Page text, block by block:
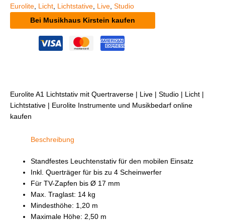
Eurolite Licht Lichtstative Live Studio
Bei Musikhaus Kirstein kaufen
Eurolite A1 Lichtstativ mit Quertraverse | Live | Studio | Licht |
Lichtstative | Eurolite Instrumente und Musikbedarf online
kaufen
Beschreibung
Standfestes Leuchtenstativ für den mobilen Einsatz
Inkl. Querträger für bis zu 4 Scheinwerfer
Für TV-Zapfen bis Ø 17 mm
Max. Traglast: 14 kg
Mindesthöhe: 1,20 m
Maximale Höhe: 2,50 m